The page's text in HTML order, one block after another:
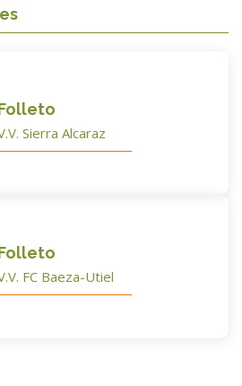
Sierra Alcaraz
FC Baeza-Utiel